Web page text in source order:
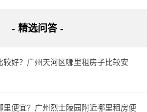
- 精选问答 -
较好？广州天河区哪里租房子比较安
里便宜？广州烈士陵园附近哪里租房便